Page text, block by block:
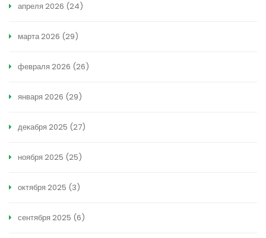
апреля 2026 (24)
марта 2026 (29)
февраля 2026 (26)
января 2026 (29)
декабря 2025 (27)
ноября 2025 (25)
октября 2025 (3)
сентября 2025 (6)